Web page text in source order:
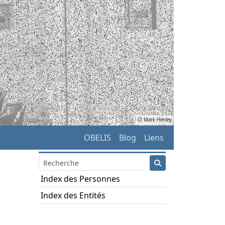
ⓒ Mark Henley
OBELIS Blog Liens
Index des Personnes
Index des Entités